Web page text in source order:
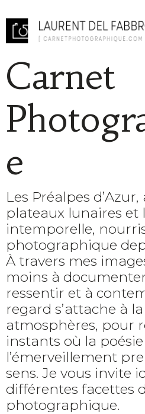
Carnet
e
Les Préalpes
plateaux lunaires et
intemporelle,
photographique
À travers mes
moins à
ressentir et à
regard s’attache à
atmosphères, pour
instants où la
l’émerveillement
sens. Je vous invite
différentes facettes
photographique.